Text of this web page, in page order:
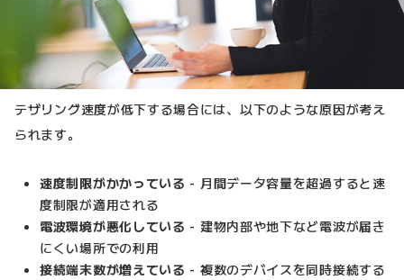
テザリング速度が低下する場合には、以下のような原因が考え
られます。
速度制限がかかっている - 月間データ容量を超過すると速
度制限が適用される
電波環境が悪化している - 建物内部や地下など電波が届き
にくい場所での利用
接続端末数が増えている - 複数のデバイスを同時接続する